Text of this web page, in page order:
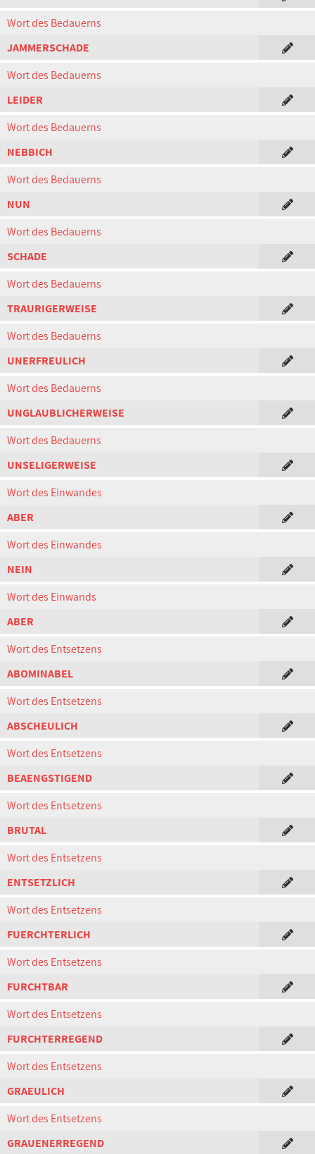
Wort des Bedauerns
JAMMERSCHADE
Wort des Bedauerns
LEIDER
Wort des Bedauerns
NEBBICH
Wort des Bedauerns
NUN
Wort des Bedauerns
SCHADE
Wort des Bedauerns
TRAURIGERWEISE
Wort des Bedauerns
UNERFREULICH
Wort des Bedauerns
UNGLAUBLICHERWEISE
Wort des Bedauerns
UNSELIGERWEISE
Wort des Einwandes
ABER
Wort des Einwandes
NEIN
Wort des Einwands
ABER
Wort des Entsetzens
ABOMINABEL
Wort des Entsetzens
ABSCHEULICH
Wort des Entsetzens
BEAENGSTIGEND
Wort des Entsetzens
BRUTAL
Wort des Entsetzens
ENTSETZLICH
Wort des Entsetzens
FUERCHTERLICH
Wort des Entsetzens
FURCHTBAR
Wort des Entsetzens
FURCHTERREGEND
Wort des Entsetzens
GRAEULICH
Wort des Entsetzens
GRAUENERREGEND